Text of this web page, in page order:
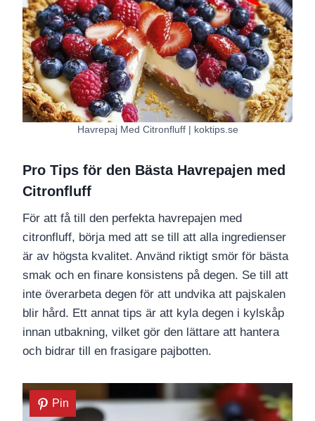
Havrepaj Med Citronfluff | koktips.se
Pro Tips för den Bästa Havrepajen med
Citronfluff
För att få till den perfekta havrepajen med
citronfluff, börja med att se till att alla ingredienser
är av högsta kvalitet. Använd riktigt smör för bästa
smak och en finare konsistens på degen. Se till att
inte överarbeta degen för att undvika att pajskalen
blir hård. Ett annat tips är att kyla degen i kylskåp
innan utbakning, vilket gör den lättare att hantera
och bidrar till en frasigare pajbotten.
Pin